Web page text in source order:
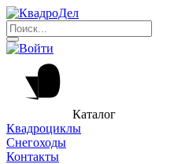
Каталог
Квадроциклы
Снегоходы
Контакты